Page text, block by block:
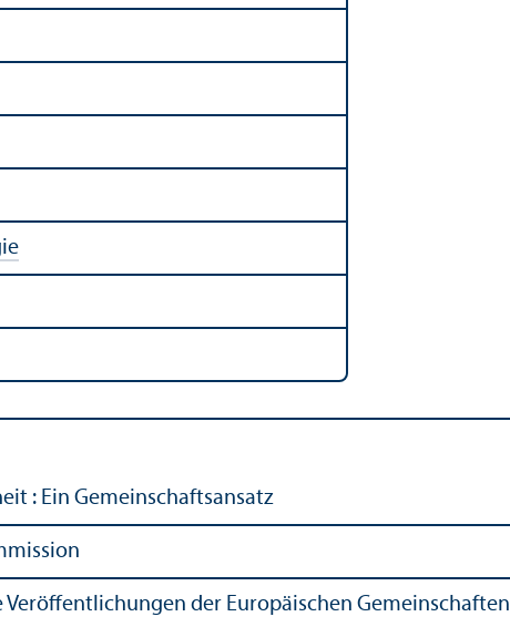
: Ein Gemeinschafts­ansatz
der Europäischen Gemeinschaften